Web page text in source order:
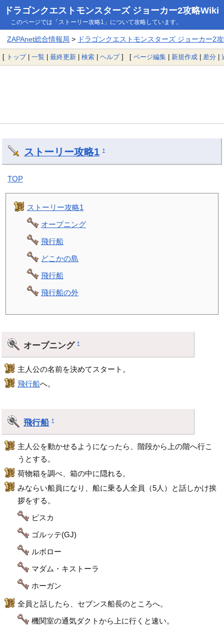
ドラゴンクエストモンスターズ ジョーカー2攻略Wiki
このページでは「ストーリー攻略1」について攻略しています。
ZAPAnet総合情報局 > ドラゴンクエストモンスターズ ジョーカー2
[ トップ| 一覧 | 最終更新 | 検索 | ヘルプ] [ ページ編集 | 新規作成 | 差分 |
ストーリー攻略1 †
TOP
ストーリー攻略1
オープニング
飛行船
どこかの島
飛行船
飛行船の外
オープニング†
主人公の名前を決めてスタート。
飛行船へ。
飛行船 †
主人公を動かせるようになったら、階段から上の階へ行こ
うとする。
荷物箱を調べ、箱の中に隠れる。
みならい船員になり、船に乗る人全員（5人）と話しかけ挨
拶をする。
ピスカ
ゴルッテ(GJ)
ルボロー
マダム・キストーラ
ホーガン
全員と話したら、セブンス船長のところへ。
機関室の通気ダクトから上に行くと速い。